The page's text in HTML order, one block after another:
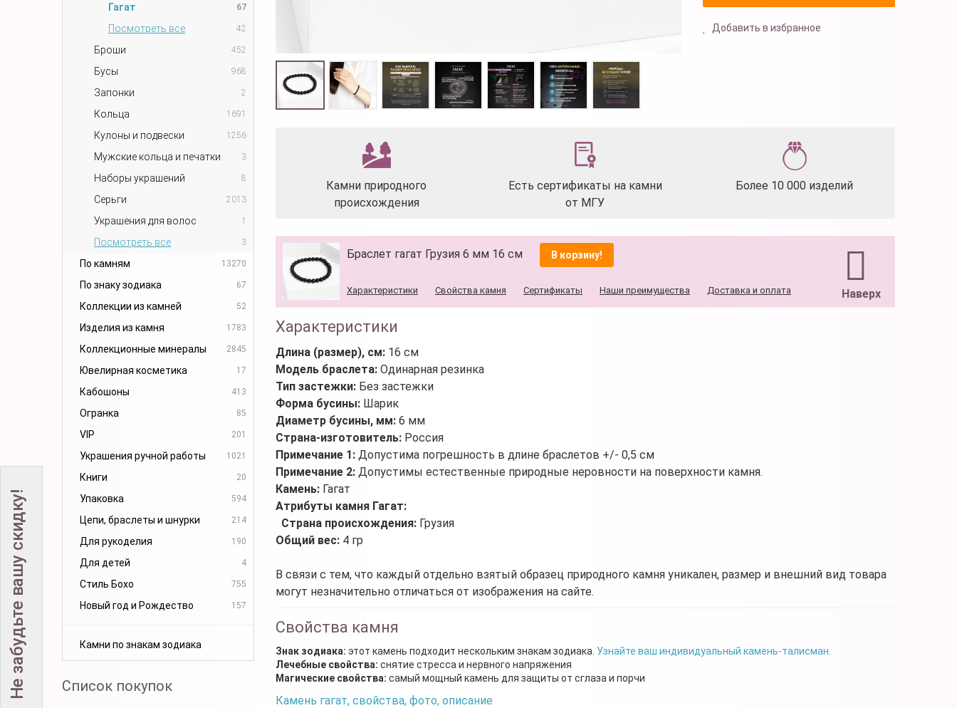
Гагат 67
Посмотреть все 42
Броши 452
Бусы 968
Запонки 2
Кольца 1691
Кулоны и подвески 1256
Мужские кольца и печатки 3
Наборы украшений 8
Серьги 2013
Украшения для волос 1
Посмотреть все 3
По камням 13270
По знаку зодиака 67
Коллекции из камней 52
Изделия из камня 1783
Коллекционные минералы 2845
Ювелирная косметика 17
Кабошоны 413
Огранка 85
VIP 201
Украшения ручной работы 1021
Книги 20
Упаковка 594
Цепи, браслеты и шнурки 214
Для рукоделия 190
Для детей 4
Стиль Бохо 755
Новый год и Рождество 157
Камни по знакам зодиака
Список покупок
Добавить в избранное
Камни природного
происхождения
Есть сертификаты на камни
от МГУ
Более 10 000 изделий
Браслет гагат Грузия 6 мм 16 см В корзину!
Наверх
Характеристики Свойства камня Сертификаты Наши преимущества Доставка и оплата
Характеристики
Длина (размер), см: 16 см
Модель браслета: Одинарная резинка
Тип застежки: Без застежки
Форма бусины: Шарик
Диаметр бусины, мм: 6 мм
Страна-изготовитель: Россия
Примечание 1: Допустима погрешность в длине браслетов +/- 0,5 см
Примечание 2: Допустимы естественные природные неровности на поверхности камня.
Камень: Гагат
Атрибуты камня Гагат:
Страна происхождения: Грузия
Общий вес: 4 гр
В связи с тем, что каждый отдельно взятый образец природного камня уникален, размер и внешний вид товара
могут незначительно отличаться от изображения на сайте.
Свойства камня
Знак зодиака: этот камень подходит нескольким знакам зодиака. Узнайте ваш индивидуальный камень-талисман.
Лечебные свойства: снятие стресса и нервного напряжения
Магические свойства: самый мощный камень для защиты от сглаза и порчи
Камень гагат, свойства, фото, описание
Не забудьте вашу скидку!